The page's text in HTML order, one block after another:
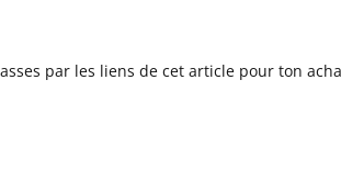
par les liens de cet article pour ton